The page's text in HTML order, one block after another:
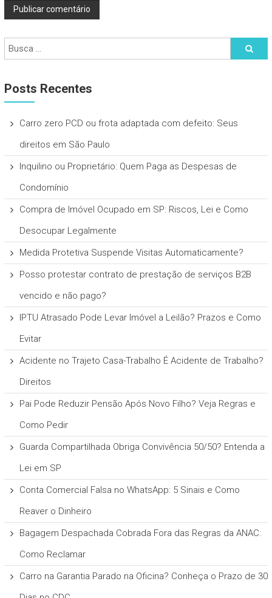
Posts Recentes
Carro zero PCD ou frota adaptada com defeito: Seus
direitos em São Paulo
Inquilino ou Proprietário: Quem Paga as Despesas de
Condomínio
Compra de Imóvel Ocupado em SP: Riscos, Lei e Como
Desocupar Legalmente
Medida Protetiva Suspende Visitas Automaticamente?
Posso protestar contrato de prestação de serviços B2B
vencido e não pago?
IPTU Atrasado Pode Levar Imóvel a Leilão? Prazos e Como
Evitar
Acidente no Trajeto Casa-Trabalho É Acidente de Trabalho?
Direitos
Pai Pode Reduzir Pensão Após Novo Filho? Veja Regras e
Como Pedir
Guarda Compartilhada Obriga Convivência 50/50? Entenda a
Lei em SP
Conta Comercial Falsa no WhatsApp: 5 Sinais e Como
Reaver o Dinheiro
Bagagem Despachada Cobrada Fora das Regras da ANAC:
Como Reclamar
Carro na Garantia Parado na Oficina? Conheça o Prazo de 30